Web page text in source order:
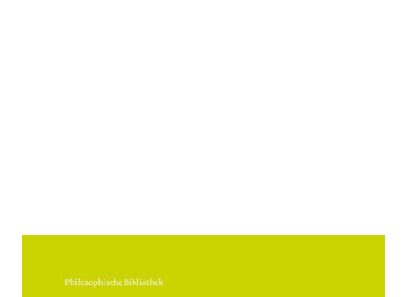
Fliegender Brief 2 Bde.